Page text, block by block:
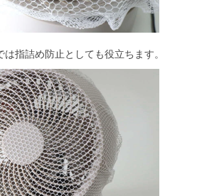
指詰め防止としても役立ちます。